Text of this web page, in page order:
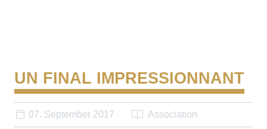
UN FINAL IMPRESSIONNANT
07. September 2017 Association